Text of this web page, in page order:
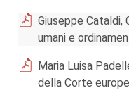
Giuseppe Cataldi,
umani e
Maria Luisa
della Corte